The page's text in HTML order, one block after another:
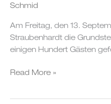
Schmid
Am Freitag, den 13.
Straubenhardt die
einigen Hundert Gästen
Read More »